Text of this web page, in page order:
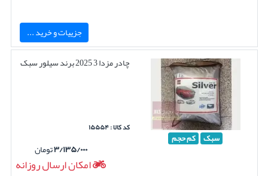
جزییات و خرید ...
سبک کم حجم
چادر مزدا 3 2025 برند سیلور سبک
کد کالا : ۱۵۵۵۴
۳/۱۳۵/۰۰۰تومان
امکان ارسال روزانه